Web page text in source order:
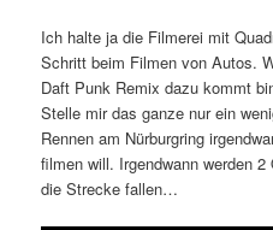
Ich halte ja die Filmerei mit
Schritt beim Filmen von Autos.
Daft Punk Remix dazu kommt
Stelle mir das ganze nur ein
Rennen am Nürburgring
filmen will. Irgendwann werden
die Strecke fallen…